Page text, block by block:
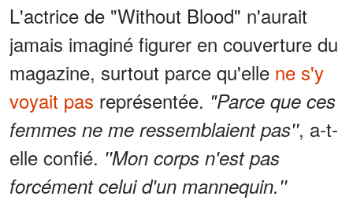
L'actrice de "Without Blood" n'aurait
jamais imaginé figurer en couverture du
magazine, surtout parce qu'elle ne s'y
voyait pas représentée. "Parce que ces
femmes ne me ressemblaient pas'', a-t-
elle confié. ''Mon corps n'est pas
forcément celui d'un mannequin.''